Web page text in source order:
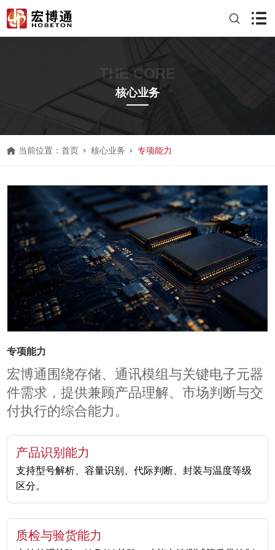
THE CORE
核心业务
当前位置：首页 核心业务 专项能力
专项能力
宏博通围绕存储、通讯模组与关键电子元器
件需求，提供兼顾产品理解、市场判断与交
付执行的综合能力。
产品识别能力
支持型号解析、容量识别、代际判断、封装与温度等级
区分。
质检与验货能力